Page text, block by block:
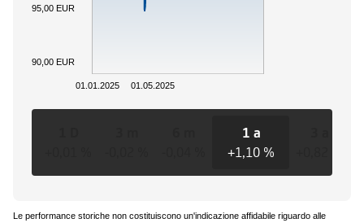
01.01.2025 01.05.2025
90,00 EUR
95,00 EUR
1 a
+1,10 %
Le performance storiche non costituiscono un'indicazione affidabile riguardo alle